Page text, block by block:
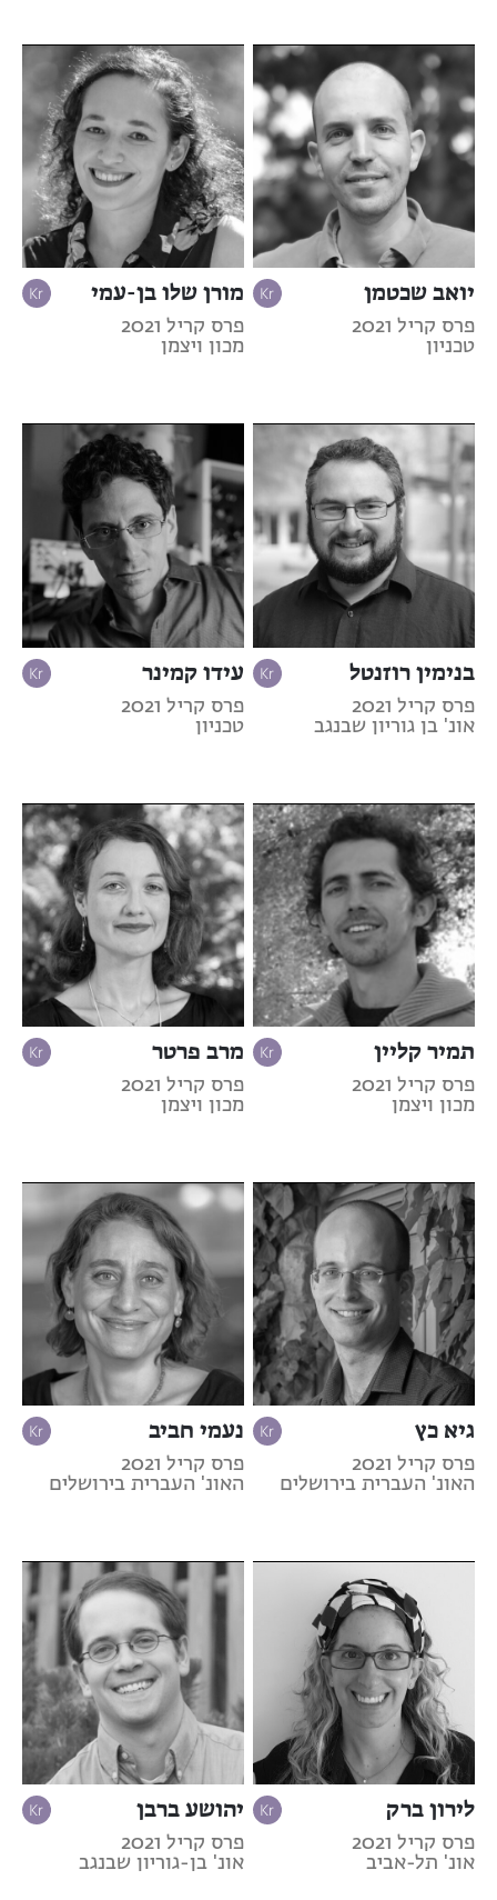
יואב שכטמן
פרס קריל 2021
טכניון
מורן שלו בן-עמי
פרס קריל 2021
מכון ויצמן
בנימין רוזנטל
פרס קריל 2021
אונ' בן גוריון שבנגב
עידו קמינר
פרס קריל 2021
טכניון
תמיר קליין
פרס קריל 2021
מכון ויצמן
מרב פרטר
פרס קריל 2021
מכון ויצמן
גיא כץ
פרס קריל 2021
האונ' העברית בירושלים
נעמי חביב
פרס קריל 2021
האונ' העברית בירושלים
לירון ברק
פרס קריל 2021
אונ' תל-אביב
יהושע ברבן
פרס קריל 2021
אונ' בן-גוריון שבנגב